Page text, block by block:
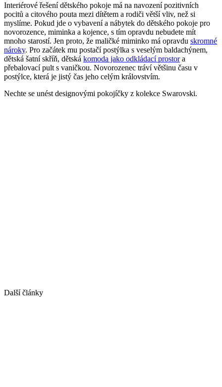
Interiérové ​​řešení dětského pokoje má na navození pozitivních
pocitů a citového pouta mezi dítětem a rodiči větší vliv, než si
myslíme. Pokud jde o vybavení a nábytek do dětského pokoje pro
novorozence, miminka a kojence, s tím opravdu nebudete mít
mnoho starostí. Jen proto, že maličké miminko má opravdu skromné
​​nároky. Pro začátek mu postačí postýlka s veselým baldachýnem,
dětská šatní skříň, dětská komoda jako odkládací prostora
přebalovací pult s vaničkou. Novorozenec tráví většinu času v
postýlce, která je jistý čas jeho celým královstvím.
Nechte se unést designovými pokojíčky z kolekce Swarovski.
Další články